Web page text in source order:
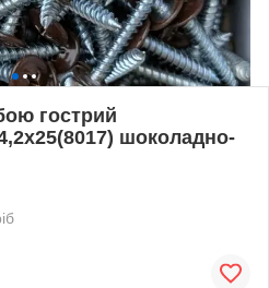
гострий
шоколадно-